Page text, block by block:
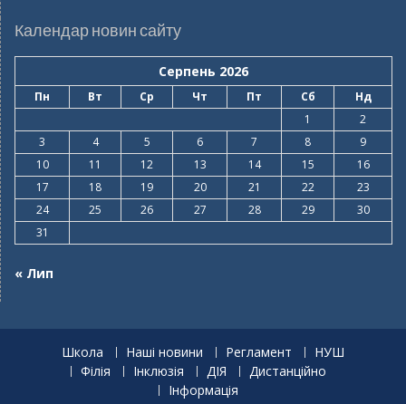
Календар новин сайту
Серпень 2026
Пн Вт Ср Чт Пт Сб
Нд
1
2
3
4 5 6 7 8
9
10
11 12 13 14 15
16
17
18 19 20 21 22
23
24
25 26 27 28 29
30
31
« Лип
Школа Наші новини Регламент
НУШ
Філія
Інклюзія ДІЯ
Дистанційно
Інформація